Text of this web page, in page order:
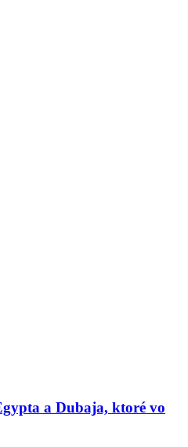
a Dubaja, ktoré vo